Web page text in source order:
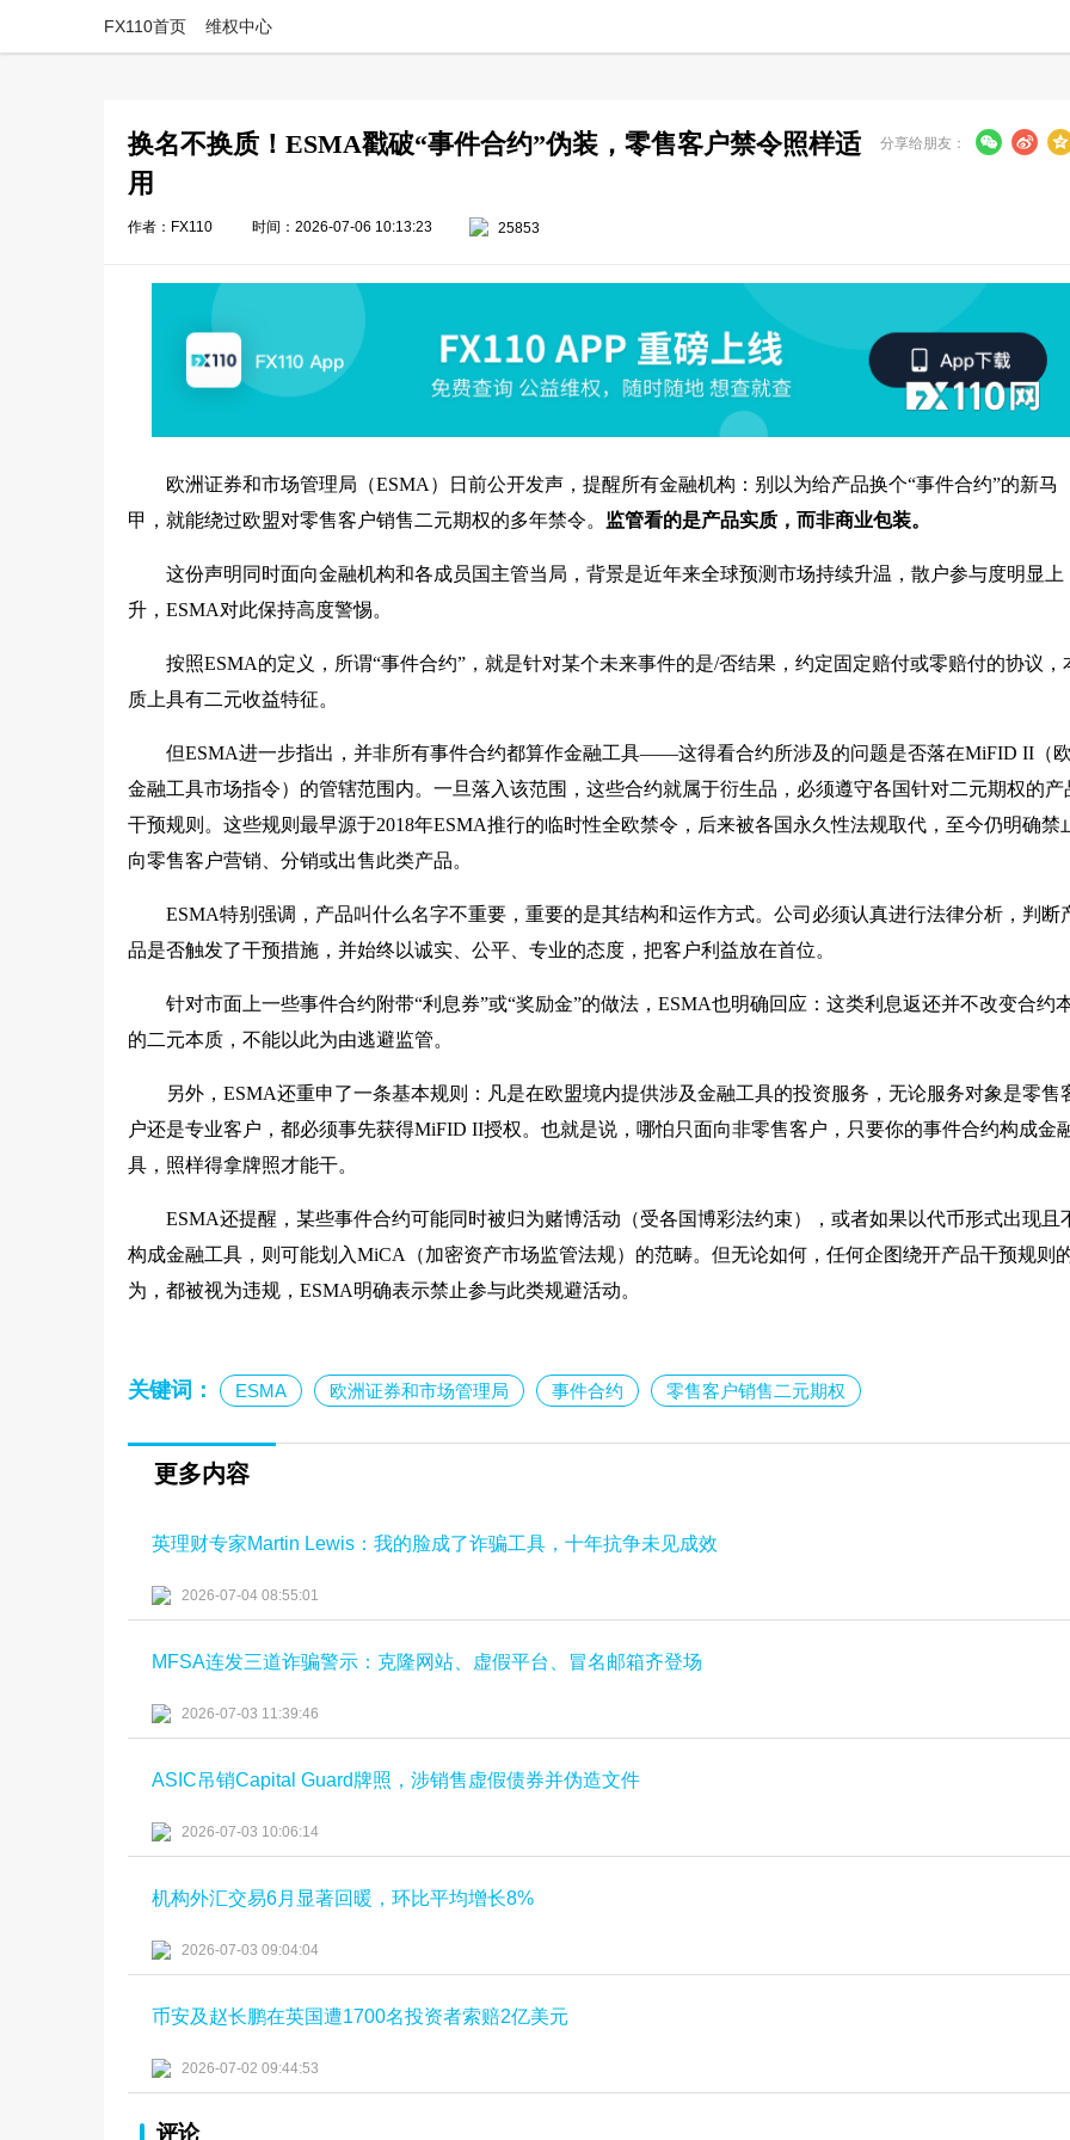
FX110首页 维权中心
换名不换质！ESMA戳破“事件合约”伪装，零售客户禁令照样适
用
分享给朋友：
作者：FX110 时间：2026-07-06 10:13:23 25853
欧洲证券和市场管理局（ESMA）日前公开发声，提醒所有金融机构：别以为给产品换个“事件合约”的新马
甲，就能绕过欧盟对零售客户销售二元期权的多年禁令。 监管看的是产品实质，而非商业包装。
这份声明同时面向金融机构和各成员国主管当局，背景是近年来全球预测市场持续升温，散户参与度明显上
升，ESMA对此保持高度警惕。
按照ESMA的定义，所谓“事件合约”，就是针对某个未来事件的是/否结果，约定固定赔付或零赔付的协议，
质上具有二元收益特征。
但ESMA进一步指出，并非所有事件合约都算作金融工具——这得看合约所涉及的问题是否落在MiFID II（
金融工具市场指令）的管辖范围内。一旦落入该范围，这些合约就属于衍生品，必须遵守各国针对二元期权的产
干预规则。这些规则最早源于2018年ESMA推行的临时性全欧禁令，后来被各国永久性法规取代，至今仍明确禁
向零售客户营销、分销或出售此类产品。
ESMA特别强调，产品叫什么名字不重要，重要的是其结构和运作方式。公司必须认真进行法律分析，判断
品是否触发了干预措施，并始终以诚实、公平、专业的态度，把客户利益放在首位。
针对市面上一些事件合约附带“利息券”或“奖励金”的做法，ESMA也明确回应：这类利息返还并不改变合约
的二元本质，不能以此为由逃避监管。
另外，ESMA还重申了一条基本规则：凡是在欧盟境内提供涉及金融工具的投资服务，无论服务对象是零售
户还是专业客户，都必须事先获得MiFID II授权。也就是说，哪怕只面向非零售客户，只要你的事件合约构成金
具，照样得拿牌照才能干。
ESMA还提醒，某些事件合约可能同时被归为赌博活动（受各国博彩法约束），或者如果以代币形式出现且
构成金融工具，则可能划入MiCA（加密资产市场监管法规）的范畴。但无论如何，任何企图绕开产品干预规则
为，都被视为违规，ESMA明确表示禁止参与此类规避活动。
关键词： ESMA 欧洲证券和市场管理局 事件合约 零售客户销售二元期权
更多内容
英理财专家Martin Lewis：我的脸成了诈骗工具，十年抗争未见成效
2026-07-04 08:55:01
MFSA连发三道诈骗警示：克隆网站、虚假平台、冒名邮箱齐登场
2026-07-03 11:39:46
ASIC吊销Capital Guard牌照，涉销售虚假债券并伪造文件
2026-07-03 10:06:14
机构外汇交易6月显著回暖，环比平均增长8%
2026-07-03 09:04:04
币安及赵长鹏在英国遭1700名投资者索赔2亿美元
2026-07-02 09:44:53
评论